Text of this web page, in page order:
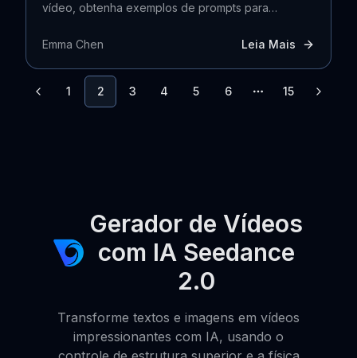
vídeo, obtenha exemplos de prompts para
Emma Chen
Leia Mais
1 2 3 4 5 6
More pages
15
Gerador de Vídeos
com IA Seedance
2.0
Transforme textos e imagens em vídeos
impressionantes com IA, usando o